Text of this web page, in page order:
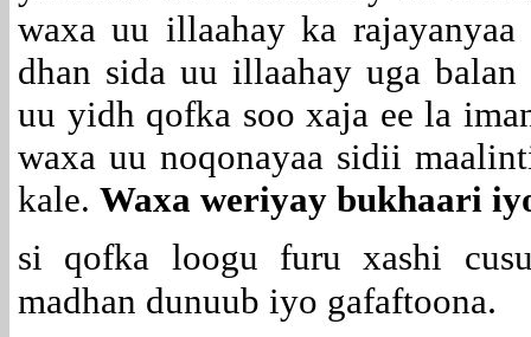
waxa uu illaahay ka
dhan sida uu illaahay uga
uu yidh qofka soo xaja ee la
waxa uu noqonayaa sidii
kale. Waxa weriyay bukhaari
si qofka loogu furu xashi
madhan dunuub iyo gafaftoona.